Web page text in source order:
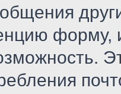
форму,